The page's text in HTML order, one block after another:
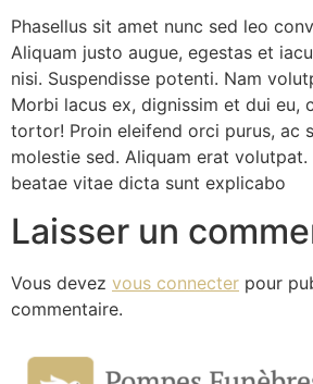
Phasellus sit amet nunc sed leo
Aliquam justo augue, egestas et
nisi. Suspendisse potenti. Nam
Morbi lacus ex, dignissim et dui eu,
tortor! Proin eleifend orci purus, ac
molestie sed. Aliquam erat volutpat.
beatae vitae dicta sunt explicabo
Laisser un
Vous devez vous connecter pour
commentaire.